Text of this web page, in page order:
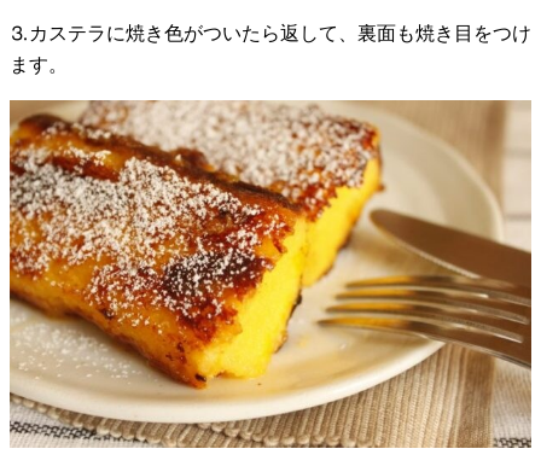
⒊カステラに焼き色がついたら返して、裏面も焼き目をつけ
ます。